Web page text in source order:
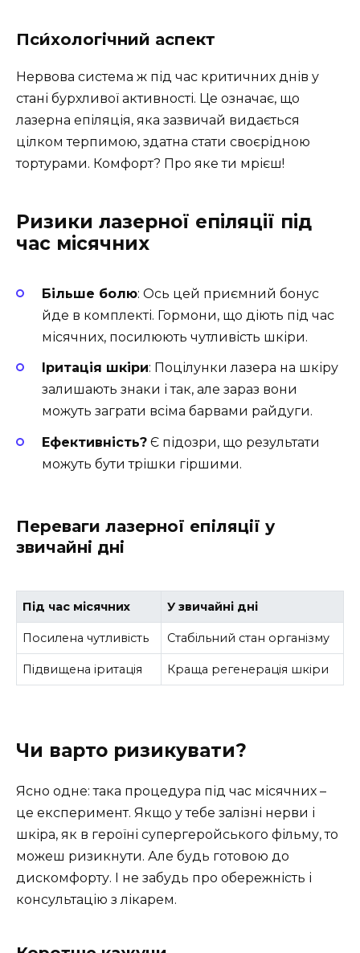
Пси́хологічний аспект
Нервова система ж під час критичних днів у
стані бурхливої активності. Це означає, що
лазерна епіляція, яка зазвичай видається
цілком терпимою, здатна стати своєрідною
тортурами. Комфорт? Про яке ти мрієш!
Ризики лазерної епіляції під
час місячних
Більше болю: Ось цей приємний бонус
йде в комплекті. Гормони, що діють під час
місячних, посилюють чутливість шкіри.
Іритація шкіри: Поцілунки лазера на шкіру
залишають знаки і так, але зараз вони
можуть заграти всіма барвами райдуги.
Ефективність? Є підозри, що результати
можуть бути трішки гіршими.
Переваги лазерної епіляції у
звичайні дні
Під час місячних У звичайні дні
Посилена чутливість Стабільний стан організму
Підвищена іритація Краща регенерація шкіри
Чи варто ризикувати?
Ясно одне: така процедура під час місячних –
це експеримент. Якщо у тебе залізні нерви і
шкіра, як в героїні супергеройського фільму, то
можеш ризикнути. Але будь готовою до
дискомфорту. І не забудь про обережність і
консультацію з лікарем.